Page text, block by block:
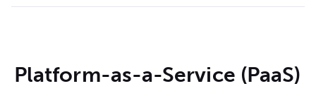
Platform-as-a-Service (PaaS)